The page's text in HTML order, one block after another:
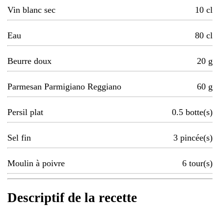
Vin blanc sec 10 cl
Eau 80 cl
Beurre doux 20 g
Parmesan Parmigiano Reggiano 60 g
Persil plat 0.5 botte(s)
Sel fin 3 pincée(s)
Moulin à poivre 6 tour(s)
Descriptif de la recette